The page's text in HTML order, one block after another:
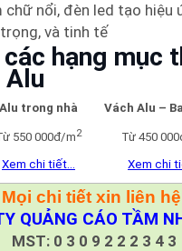
nổi, đèn led tạo hiệu
và tinh tế
hạng mục
Alu
Alu trong nhà Vách Alu –
550 000đ/m2 Từ 450
Xem chi tiết… Xem chi
Mọi chi tiết xin liên
QUẢNG CÁO TẦM
MST: 0 3 0 9 2 2 2 3 4 3